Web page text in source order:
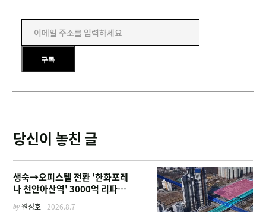
이메일 주소를 입력하세요
구독
당신이 놓친 글
생숙→오피스텔 전환 '한화포레
나 천안아산역' 3000억 리파이
낸싱
by원정호 2026.8.7